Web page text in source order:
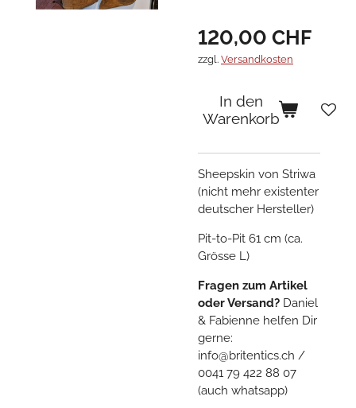
120,00 CHF
zzgl. Versandkosten
In den
Warenkorb
Sheepskin von Striwa
(nicht mehr existenter
deutscher Hersteller)
Pit-to-Pit 61 cm (ca.
Grösse L)
Fragen zum Artikel
oder Versand? Daniel
& Fabienne helfen Dir
gerne:
info@britentics.ch /
0041 79 422 88 07
(auch whatsapp)